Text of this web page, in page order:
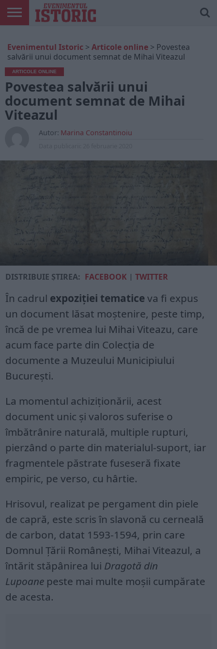
ONLINE
EDIȚII
TIPĂRITE
ISTORIC
PLAY
CONTUL
MEU
Evenimentul Istoric > Articole online > Povestea
salvării unui document semnat de Mihai Viteazul
ARTICOLE ONLINE
Povestea salvării unui
document semnat de Mihai
Viteazul
Autor: Marina Constantinoiu
DISTRIBUIE ȘTIREA: FACEBOOK |TWITTER
În cadrul expoziției tematiceva fi expus
un document lăsat moștenire, peste timp,
încă de pe vremea lui Mihai Viteazu, care
acum face parte din Colecția de
documente a Muzeului Municipiului
București.
La momentul achiziționării, acest
document unic și valoros suferise o
îmbătrânire naturală, multiple rupturi,
pierzând o parte din materialul-suport, iar
fragmentele păstrate fuseseră fixate
empiric, pe verso, cu hârtie.
Hrisovul, realizat pe pergament din piele
de capră, este scris în slavonă cu cerneală
de carbon, datat 1593-1594, prin care
Domnul Țării Românești, Mihai Viteazul, a
întărit stăpânirea lui Dragotă din
Lupoane peste mai multe moșii cumpărate
de acesta.